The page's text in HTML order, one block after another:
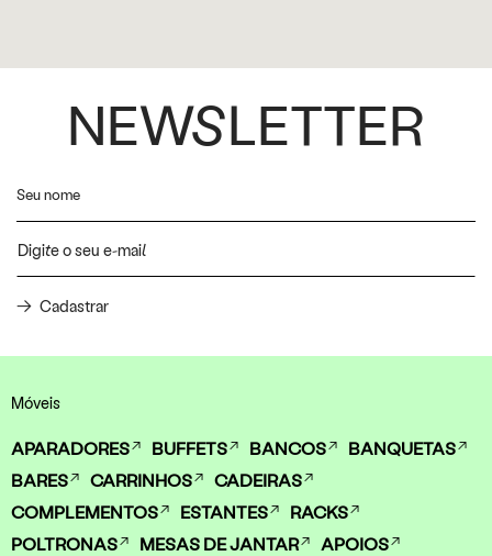
NEWSLETTER
Cadastrar
Móveis
APARADORES BUFFETS BANCOS
BANQUETAS
BARES
CARRINHOS
CADEIRAS
COMPLEMENTOS
ESTANTES
RACKS
POLTRONAS
MESAS DE JANTAR
APOIOS